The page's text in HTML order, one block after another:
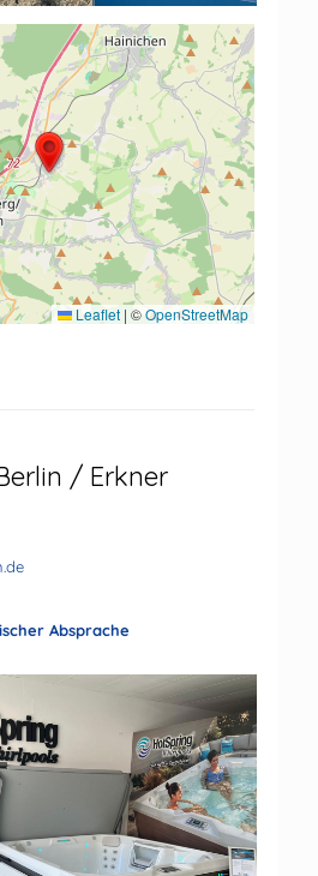
Leaflet | ©OpenStreetMap
/ Erkner
Absprache